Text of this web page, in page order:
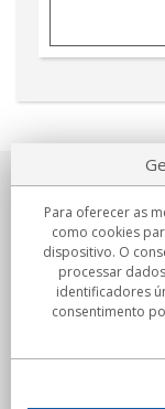
Sobre nosotros
Compromissos
Compras
Para oferecer as
como cookies
dispositivo. O
processar
identificadores
consentimento